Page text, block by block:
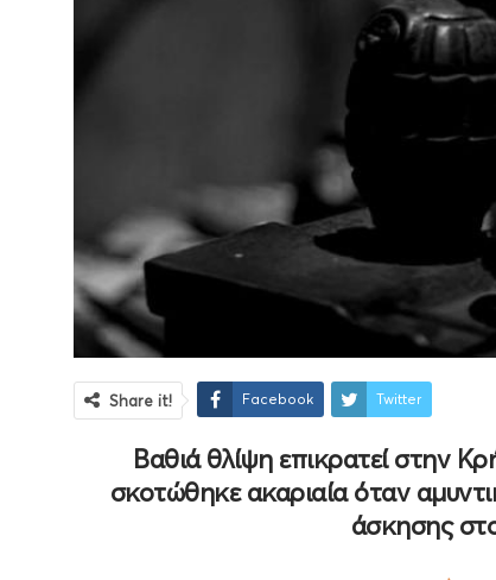
Share it! Facebook Twitter
Βαθιά θλίψη επικρατεί στην
σκοτώθηκε ακαριαία όταν
άσκησης